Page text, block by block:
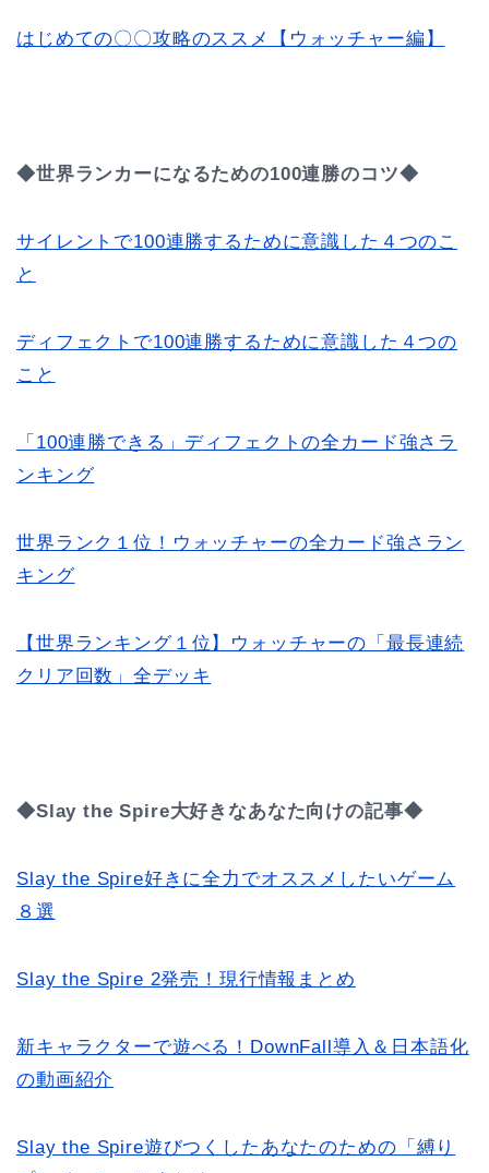
はじめての〇〇攻略のススメ【ウォッチャー編】
◆世界ランカーになるための100連勝のコツ◆
サイレントで100連勝するために意識した４つのこ
と
ディフェクトで100連勝するために意識した４つの
こと
「100連勝できる」ディフェクトの全カード強さラ
ンキング
世界ランク１位！ウォッチャーの全カード強さラン
キング
【世界ランキング１位】ウォッチャーの「最長連続
クリア回数」全デッキ
◆Slay the Spire大好きなあなた向けの記事◆
Slay the Spire好きに全力でオススメしたいゲーム
８選
Slay the Spire 2発売！現行情報まとめ
新キャラクターで遊べる！DownFall導入＆日本語化
の動画紹介
Slay the Spire遊びつくしたあなたのための「縛り